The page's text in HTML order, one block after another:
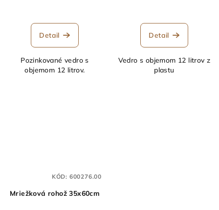
Detail
Pozinkované vedro s
objemom 12 litrov.
Detail
Vedro s objemom 12 litrov z
plastu
Mriežková rohož 35x60cm
KÓD: 600276.00